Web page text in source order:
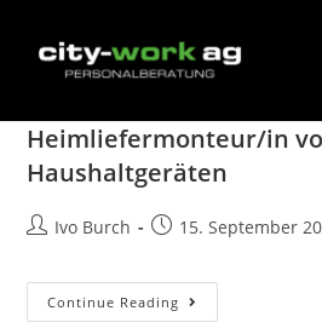
Heimliefermonteur/in
Haushaltgeräten
Ivo Burch 15. September
Continue Reading